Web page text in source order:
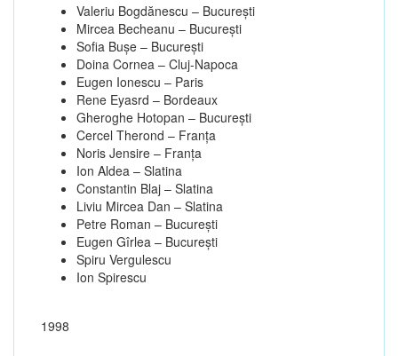
Valeriu Bogdănescu – Bucureşti
Mircea Becheanu – Bucureşti
Sofia Buşe – Bucureşti
Doina Cornea – Cluj-Napoca
Eugen Ionescu – Paris
Rene Eyasrd – Bordeaux
Gheroghe Hotopan – Bucureşti
Cercel Therond – Franţa
Noris Jensire – Franţa
Ion Aldea – Slatina
Constantin Blaj – Slatina
Liviu Mircea Dan – Slatina
Petre Roman – Bucureşti
Eugen Gîrlea – Bucureşti
Spiru Vergulescu
Ion Spirescu
1998